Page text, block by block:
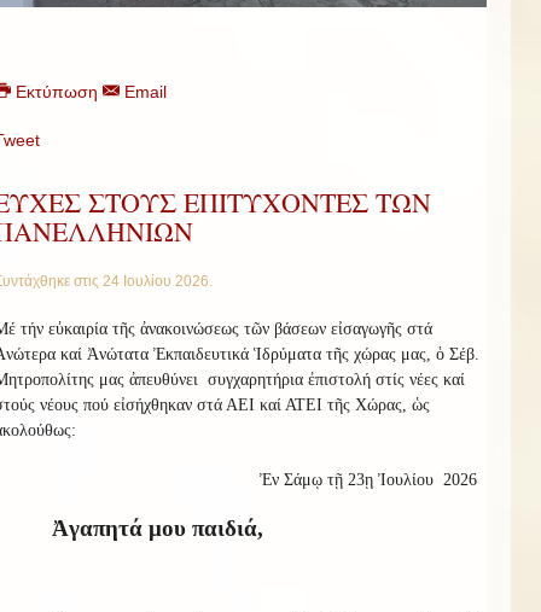
Εκτύπωση Email
ΣΤΟΥΣ ΕΠΙΤΥΧΟΝΤΕΣ ΤΩΝ
στις 24 Ιουλίου 2026.
τήν εὐκαιρία τῆς ἀνακοινώσεως τῶν βάσεων εἰσαγωγῆς στά
καί Ἀνώτατα Ἐκπαιδευτικά Ἱδρύματα τῆς χώρας μας, ὁ Σέβ.
μας ἀπευθύνει συγχαρητήρια ἐπιστολή στίς νέες καί
νέους πού εἰσήχθηκαν στά ΑΕΙ καί ΑΤΕΙ τῆς Χώρας, ὡς
Ἐν Σάμῳ τῇ 23ῃ Ἰουλίου 2026
Ἀγαπητά μου παιδιά,